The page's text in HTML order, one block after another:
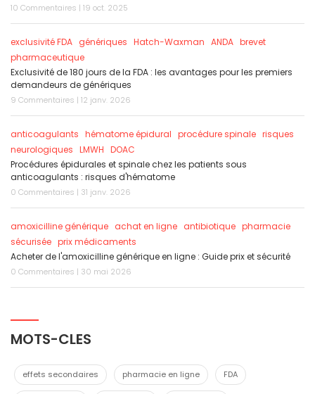
10 Commentaires | 19 oct. 2025
exclusivité FDA génériques Hatch-Waxman ANDA brevet
pharmaceutique
Exclusivité de 180 jours de la FDA : les avantages pour les premiers
demandeurs de génériques
9 Commentaires | 12 janv. 2026
anticoagulants hématome épidural procédure spinale risques
neurologiques LMWH DOAC
Procédures épidurales et spinale chez les patients sous
anticoagulants : risques d'hématome
0 Commentaires | 31 janv. 2026
amoxicilline générique achat en ligne antibiotique pharmacie
sécurisée prix médicaments
Acheter de l'amoxicilline générique en ligne : Guide prix et sécurité
0 Commentaires | 30 mai 2026
MOTS-CLES
effets secondaires pharmacie en ligne FDA